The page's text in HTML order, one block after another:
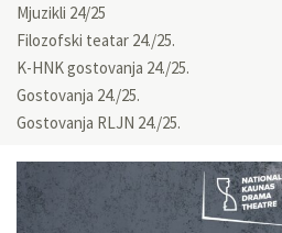
Mjuzikli 24/25
Filozofski teatar 24./25.
K-HNK gostovanja 24./25.
Gostovanja 24./25.
Gostovanja RLJN 24./25.